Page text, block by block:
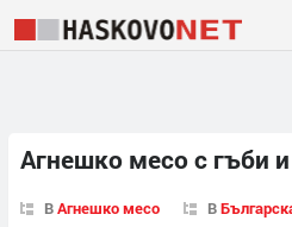
Агнешко месо с гъби
ВАгнешко месо В